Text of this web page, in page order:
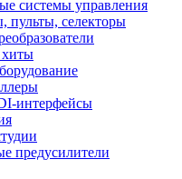
системы управления
пульты, селекторы
интерфейсы
предусилители